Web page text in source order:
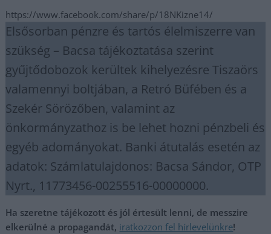
https://www.facebook.com/share/p/18NKizne14/
Elsősorban pénzre és tartós élelmiszerre van
szükség – Bacsa tájékoztatása szerint
gyűjtődobozok kerültek kihelyezésre Tiszaörs
valamennyi boltjában, a Retró Büfében és a
Szekér Sörözőben, valamint az
önkormányzathoz is be lehet hozni pénzbeli és
egyéb adományokat. Banki átutalás esetén az
adatok: Számlatulajdonos: Bacsa Sándor, OTP
Nyrt., 11773456-00255516-00000000.
Ha szeretne tájékozott és jól értesült lenni, de messzire
elkerülné a propagandát, iratkozzon fel hírlevelünkre!